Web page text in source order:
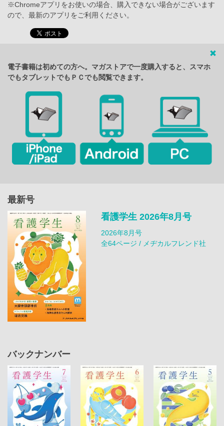
※Chromeアプリをお使いの場合、購入できない場合がございます
ので、最新のアプリをご利用ください。
電子書籍は初めての方へ。マガストアで一度購入すると、スマホ
でもタブレットでもＰＣでも閲覧できます。
最新号
看護学生 2026年8月号
2026年8月号
全64ページ / メヂカルフレンド社
バックナンバー